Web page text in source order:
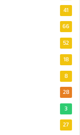
41
66
52
18
8
28
3
27